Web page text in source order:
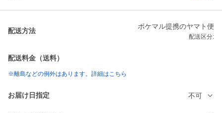
配送方法
ポケマル提携のヤマト便
配送区分:
配送料金（送料）
※離島などの例外はあります。詳細はこちら
お届け日指定 不可